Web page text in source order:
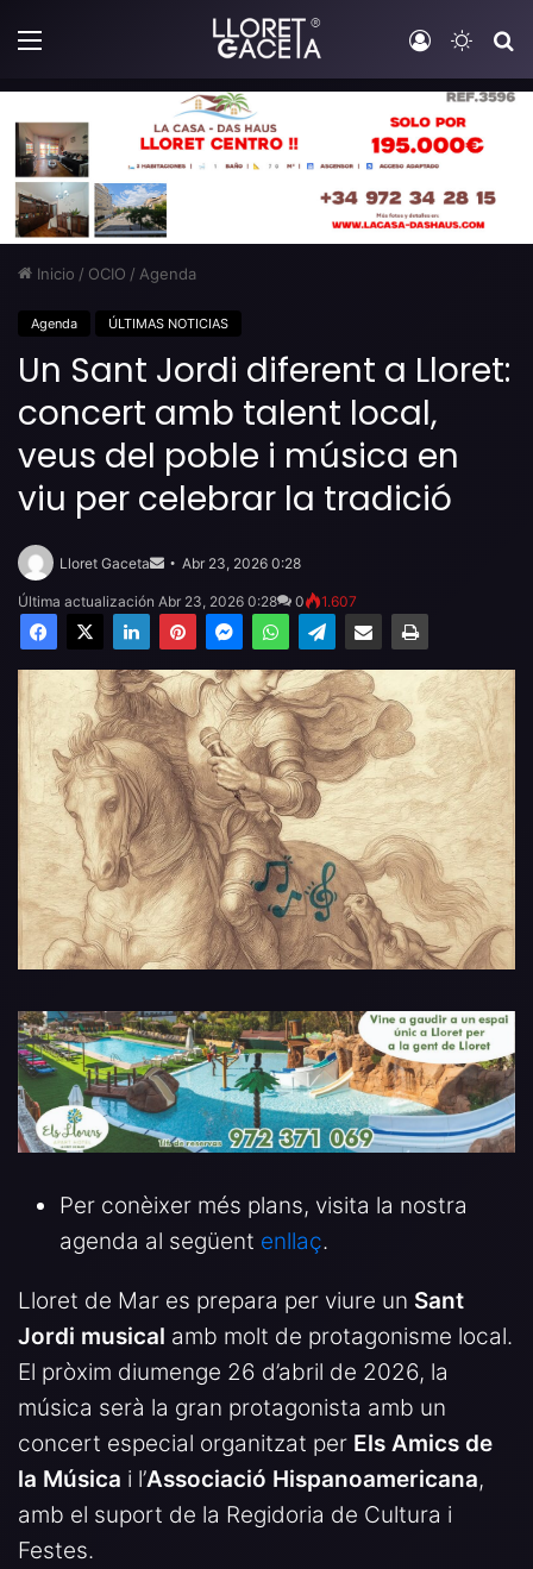
Menú Iniciar
Inicio / OCIO / Agenda
Agenda ÚLTIMAS NOTICIAS
Un Sant Jordi diferent a Lloret:
concert amb talent local,
veus del poble i música en
viu per celebrar la tradició
Lloret Gaceta
email
Abr 23, 2026 0:28
Última actualización Abr 23, 2026 0:28 0 1.607
Facebook
X LinkedInPinterestMessengerWhatsAppTelegramCompartir por email Imprimir
Per conèixer més plans, visita la nostra
agenda al següent enllaç.
Lloret de Mar es prepara per viure un Sant
Jordi musical amb molt de protagonisme local.
El pròxim diumenge 26 d’abril de 2026, la
música serà la gran protagonista amb un
concert especial organitzat per Els Amics de
la Música i l’Associació Hispanoamericana,
amb el suport de la Regidoria de Cultura i
Festes.